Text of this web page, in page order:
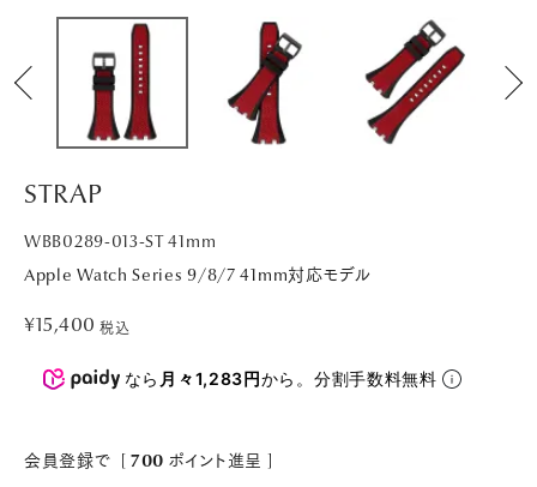
ABOUT
SHOP LIST
STRAP
WBB0289-013-ST 41mm
Apple Watch Series 9/8/7 41mm対応モデル
¥15,400 税込
なら 月々1,283円から。分割手数料無料
会員登録で [ 700 ポイント進呈 ]